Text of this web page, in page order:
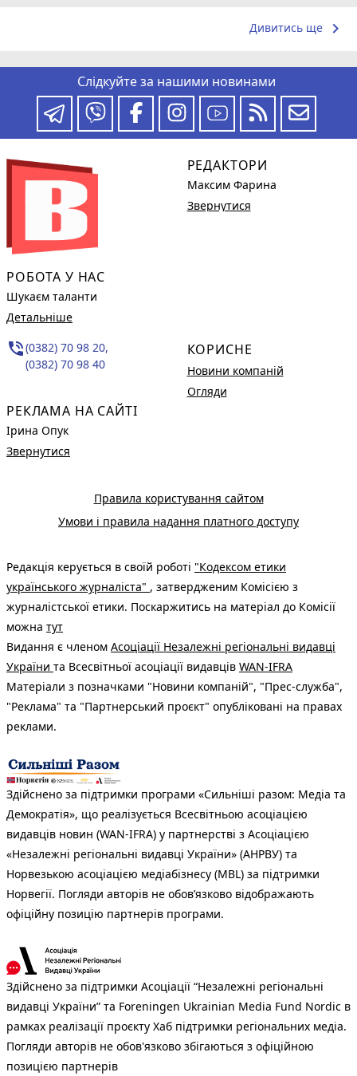
Дивитись ще keyboard_arrow_right
Слідкуйте за нашими новинами
РОБОТА У НАС
Шукаєм таланти
Детальніше
phone_in_talk(0382) 70 98 20,
(0382) 70 98 40
РЕКЛАМА НА САЙТІ
Ірина Опук
Звернутися
РЕДАКТОРИ
Максим Фарина
Звернутися
КОРИСНЕ
Новини компаній
Огляди
Правила користування сайтом
Умови і правила надання платного доступу
Редакція керується в своїй роботі "Кодексом етики
українського журналіста" , затвердженим Комісією з
журналістської етики. Поскаржитись на матеріал до Комісії
можна тут
Видання є членом Асоціації Незалежні регіональні видавці
України та Всесвітньої асоціації видавців WAN-IFRA
Матеріали з позначками "Новини компаній", "Прес-служба",
"Реклама" та "Партнерський проєкт" опубліковані на правах
реклами.
Здійснено за підтримки програми «Сильніші разом: Медіа та
Демократія», що реалізується Всесвітньою асоціацією
видавців новин (WAN-IFRA) у партнерстві з Асоціацією
«Незалежні регіональні видавці України» (АНРВУ) та
Норвезькою асоціацією медіабізнесу (MBL) за підтримки
Норвегії. Погляди авторів не обов’язково відображають
офіційну позицію партнерів програми.
Здійснено за підтримки Асоціації “Незалежні регіональні
видавці України” та Foreningen Ukrainian Media Fund Nordic в
рамках реалізації проєкту Хаб підтримки регіональних медіа.
Погляди авторів не обов'язково збігаються з офіційною
позицією партнерів